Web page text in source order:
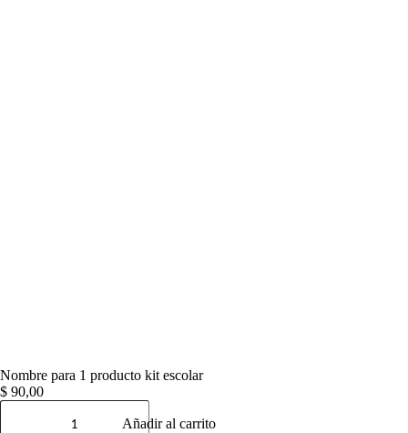
Nombre para 1 producto kit escolar
$ 90,00
Nombre
Añadir al carrito